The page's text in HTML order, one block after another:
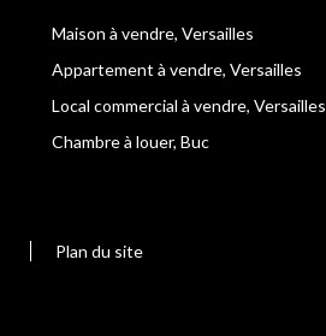
Maison à vendre, Versailles
Appartement à vendre, Versailles
Local commercial à vendre, Versailles
Chambre à louer, Buc
Plan du site